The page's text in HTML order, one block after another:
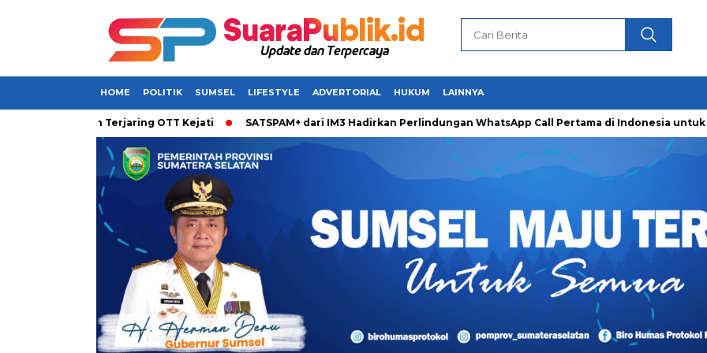
HOME POLITIK SUMSEL LIFESTYLE ADVERTORIAL HUKUM LAINNYA
Terjaring OTT Kejati SATSPAM+ dari IM3 Hadirkan Perlindungan WhatsApp Call Pertama di Indonesia untuk